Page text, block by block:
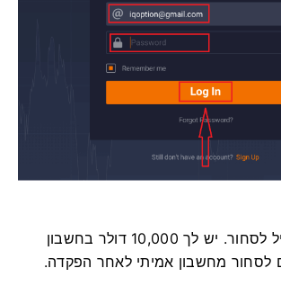
כעת תוכל להתחיל לסחור. יש לך 10,000 דולר בחשבון
לסחור מחשבון אמיתי לאחר הפקדה.